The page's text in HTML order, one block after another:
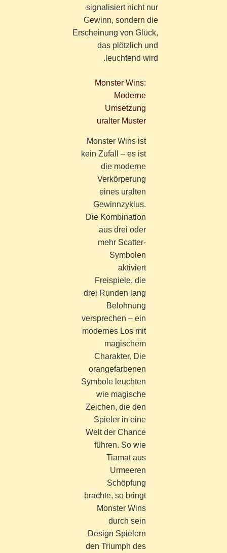
signalisiert nicht nur
Gewinn, sondern die
Erscheinung von Glück,
das plötzlich und
leuchtend wird.
Monster Wins:
Moderne
Umsetzung
uralter Muster
Monster Wins ist
kein Zufall – es ist
die moderne
Verkörperung
eines uralten
Gewinnzyklus.
Die Kombination
aus drei oder
mehr Scatter-
Symbolen
aktiviert
Freispiele, die
drei Runden lang
Belohnung
versprechen – ein
modernes Los mit
magischem
Charakter. Die
orangefarbenen
Symbole leuchten
wie magische
Zeichen, die den
Spieler in eine
Welt der Chance
führen. So wie
Tiamat aus
Urmeeren
Schöpfung
brachte, so bringt
Monster Wins
durch sein
Design Spielern
den Triumph des